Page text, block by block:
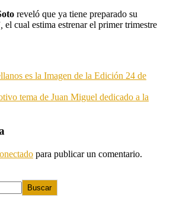
reveló que ya tiene preparado su
el cual estima estrenar el primer trimestre
es la Imagen de la Edición 24 de
tema de Juan Miguel dedicado a la
para publicar un comentario.
Buscar